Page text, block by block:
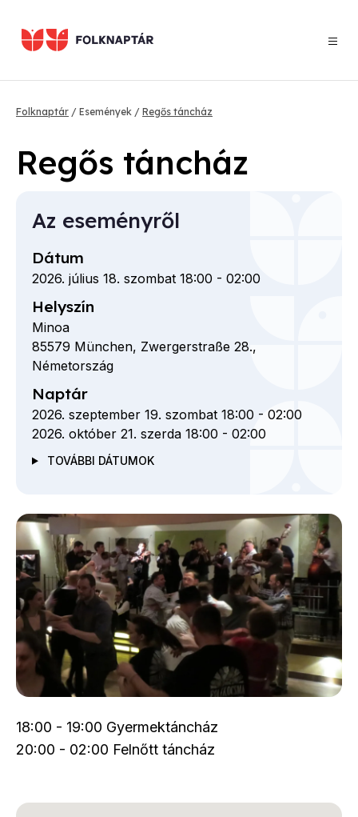
tartalomra
Morzsa
Folknaptár Események Regős táncház
Regős táncház
18:00 - 19:00 Gyermektáncház
20:00 - 02:00 Felnőtt táncház
Az eseményről
Dátum
2026. július 18. szombat 18:00 - 02:00
Helyszín
Minoa
85579 München, Zwergerstraße 28.,
Németország
Naptár
2026. szeptember 19. szombat 18:00 - 02:00
2026. október 21. szerda 18:00 - 02:00
TOVÁBBI DÁTUMOK